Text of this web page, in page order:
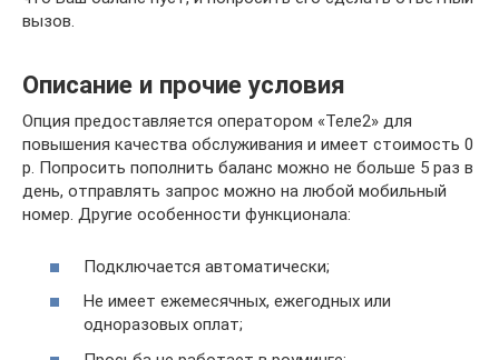
вызов.
Описание и прочие условия
Опция предоставляется оператором «Теле2» для
повышения качества обслуживания и имеет стоимость 0
р. Попросить пополнить баланс можно не больше 5 раз в
день, отправлять запрос можно на любой мобильный
номер. Другие особенности функционала:
Подключается автоматически;
Не имеет ежемесячных, ежегодных или
одноразовых оплат;